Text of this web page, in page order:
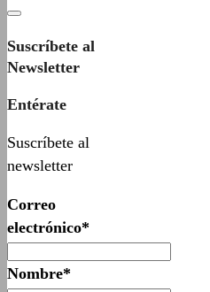
Suscríbete al
Newsletter
Entérate
Suscríbete al
newsletter
Correo
electrónico*
Nombre*